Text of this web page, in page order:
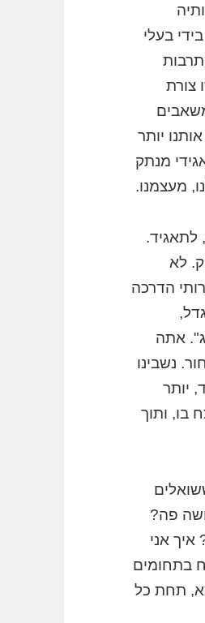
בעלי
צורת
יותר
מנתק
מעצמנו.
לתאגיד.
לא
הדרכה
אתה
נשבינו
יותר
בו, ותוך
פה?
אני
בתחומים
תחת כל